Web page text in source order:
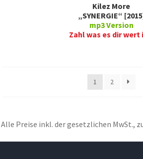
Kilez More
„SYNERGIE“
mp3 Version
Zahl was es dir wert
1 2
Alle Preise inkl. der gesetzlichen MwSt.,